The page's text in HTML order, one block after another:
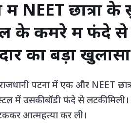
में NEET छात्रा
के कमरे में फंदे से
का बड़ा खुलासा
राजधानी पटना में एक और NEET
में उसकी बॉडी फंदे से लटकी मिली।
आत्महत्या कर ली।